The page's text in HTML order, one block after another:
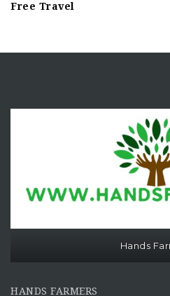
Free Travel
Hands
HANDS FARMERS